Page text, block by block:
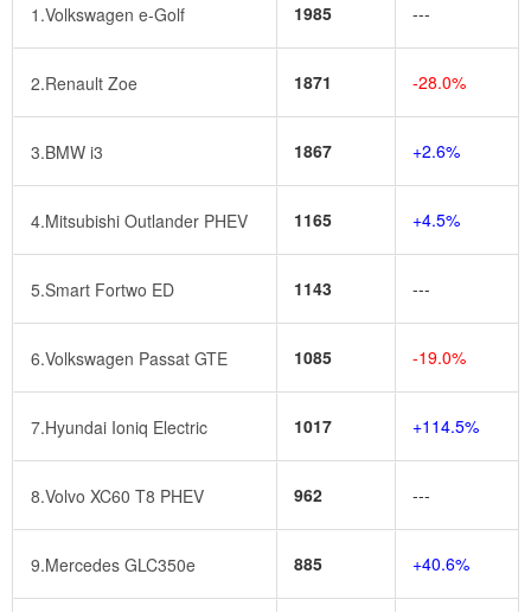
1.Volkswagen e-Golf 1985 ---
2.Renault Zoe 1871 -28.0%
3.BMW i3 1867 +2.6%
4.Mitsubishi Outlander PHEV 1165 +4.5%
5.Smart Fortwo ED 1143 ---
6.Volkswagen Passat GTE 1085 -19.0%
7.Hyundai Ioniq Electric 1017 +114.5%
8.Volvo XC60 T8 PHEV 962 ---
9.Mercedes GLC350e 885 +40.6%